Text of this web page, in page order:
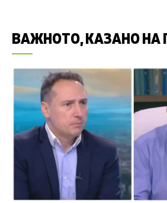
ВАЖНОТО, КАЗАНО НА